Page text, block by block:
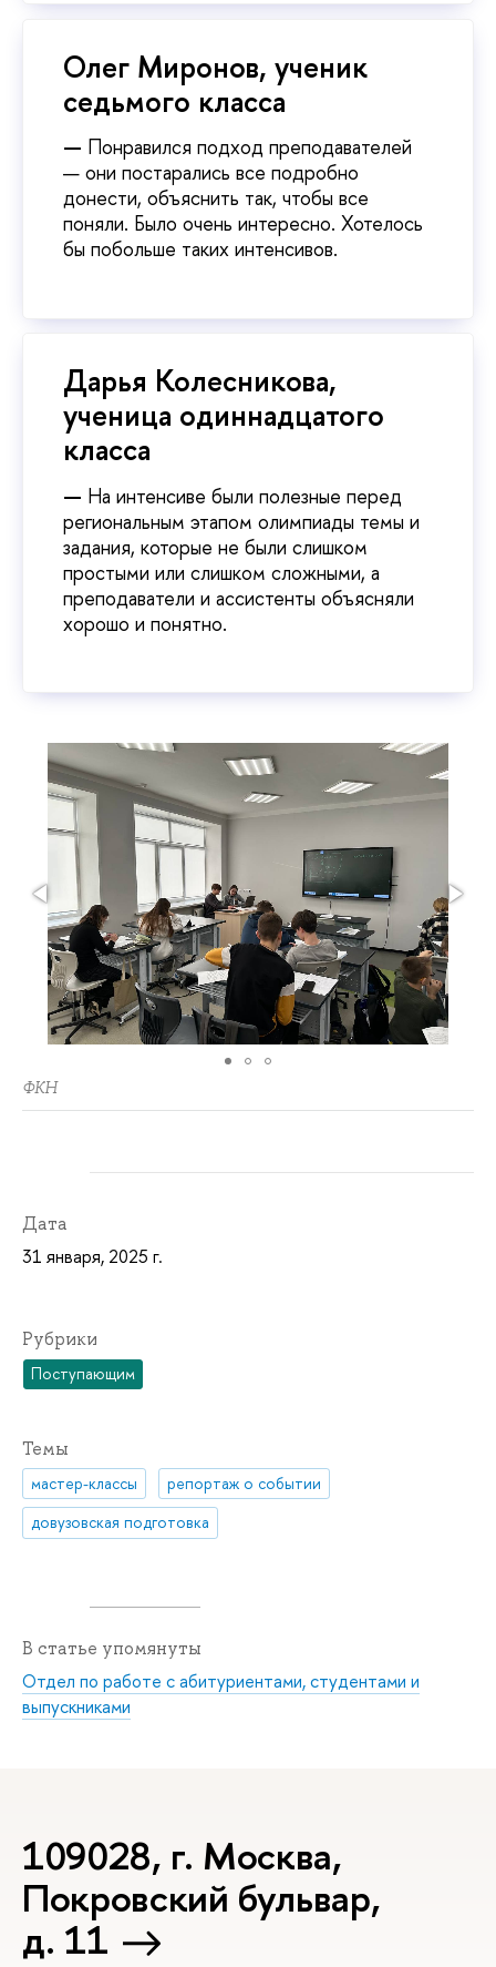
Олег Миронов, ученик
седьмого класса
— Понравился подход преподавателей
— они постарались все подробно
донести, объяснить так, чтобы все
поняли. Было очень интересно. Хотелось
бы побольше таких интенсивов.
Дарья Колесникова,
ученица одиннадцатого
класса
— На интенсиве были полезные перед
региональным этапом олимпиады темы и
задания, которые не были слишком
простыми или слишком сложными, а
преподаватели и ассистенты объясняли
хорошо и понятно.
ФКН
Дата
31 января, 2025 г.
Рубрики
Поступающим
Темы
мастер-классы
репортаж о событии
довузовская подготовка
В статье упомянуты
Отдел по работе с абитуриентами, студентами и
выпускниками
109028, г. Москва,
Покровский бульвар,
д. 11